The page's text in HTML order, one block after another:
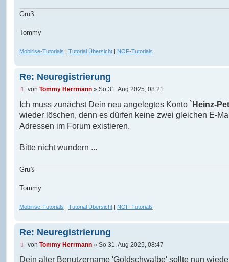
Gruß
Tommy
Mobirise-Tutorials Tutorial Übersicht NOF-Tutorials
Re: Neuregistrierung
U
g
l
e
n
B
t
a
g
von Tommy Herrmann» So 31. Aug 2025, 08:21
Ich muss zunächst Dein neu angelegtes Konto ` Heinz-
wieder löschen, denn es dürfen keine zwei gleichen E-
Adressen im Forum existieren.
Bitte nicht wundern ...
Gruß
Tommy
Mobirise-Tutorials Tutorial Übersicht NOF-Tutorials
Re: Neuregistrierung
U
g
von Tommy Herrmann» So 31. Aug 2025, 08:47
Dein alter Benutzername 'Goldschwalbe' sollte nun